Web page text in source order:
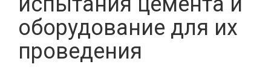
оборудование для их
проведения